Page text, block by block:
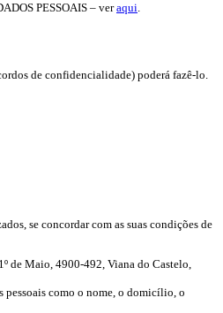
PESSOAIS – veraqui.
de confidencialidade) poderá fazê-lo.
se concordar com as suas condições de
de Maio, 4900-492, Viana do Castelo,
pessoais como o nome, o domicílio, o